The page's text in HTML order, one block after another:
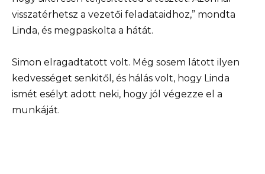
visszatérhetsz a vezetői feladataidhoz,” mondta
Linda, és megpaskolta a hátát.
Simon elragadtatott volt. Még sosem látott ilyen
kedvességet senkitől, és hálás volt, hogy Linda
ismét esélyt adott neki, hogy jól végezze el a
munkáját.